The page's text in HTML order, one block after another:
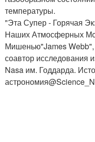
температуры.
"Эта Супер - Горячая
Наших Атмосферных
Мишенью"James
соавтор исследования
Nasa им. Годдарда.